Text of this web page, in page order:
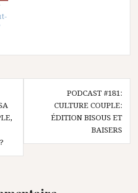
PODCAST #181:
CULTURE COUPLE:
ÉDITION BISOUS ET
BAISERS